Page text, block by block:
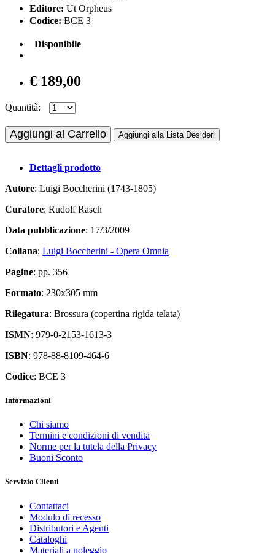
Editore: Ut Orpheus
Codice: BCE 3
Disponibile
€ 189,00
Quantità:
Aggiungi al Carrello Aggiungi alla Lista Desideri
Dettagli prodotto
Autore: Luigi Boccherini (1743-1805)
Curatore: Rudolf Rasch
Data pubblicazione: 17/3/2009
Collana: Luigi Boccherini - Opera Omnia
Pagine: pp. 356
Formato: 230x305 mm
Rilegatura: Brossura (copertina rigida telata)
ISMN: 979-0-2153-1613-3
ISBN: 978-88-8109-464-6
Codice: BCE 3
Informazioni
Chi siamo
Termini e condizioni di vendita
Norme per la tutela della Privacy
Buoni Sconto
Servizio Clienti
Contattaci
Modulo di recesso
Distributori e Agenti
Cataloghi
Materiali a noleggio